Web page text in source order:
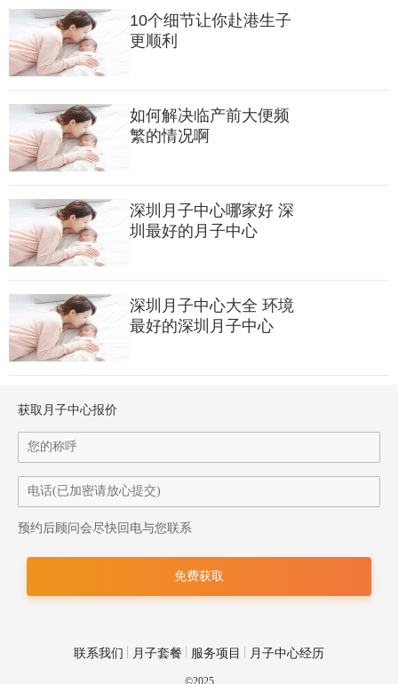
上宝宝的出生证和家长的身份证等相关证件，家长就可以带宝宝
去打疫苗了，而且只要相关手续和证件齐全，宝宝可以在任何一
个社区打疫苗。
10个细节让你赴港生子
更顺利
如何解决临产前大便频
繁的情况啊
深圳月子中心哪家好 深
圳最好的月子中心
深圳月子中心大全 环境
最好的深圳月子中心
获取月子中心报价
预约后顾问会尽快回电与您联系
联系我们 月子套餐 服务项目 月子中心经历
©2025